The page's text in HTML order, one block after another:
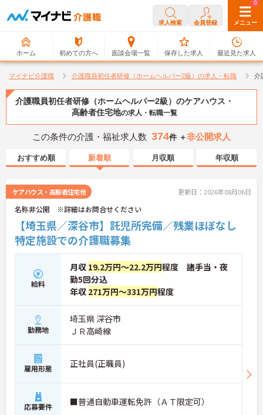
求人検索 会員登録 メニュー
ホーム 初めての方へ 面談会場一覧
0
保存した求人
0
最近見た求人
マイナビ介護職 介護職員初任者研修（ホームヘルパー2級）の求人・転職 介
介護職員初任者研修（ホームヘルパー2級）のケアハウス・
高齢者住宅地の求人・転職一覧
この条件の介護・福祉求人数 374件 ＋非公開求人
おすすめ順 新着順 月収順 年収順
ケアハウス・高齢者住宅他 更新日：2026年08月06日
名称非公開 ※詳細はお問合せください
【埼玉県／深谷市】託児所完備／残業ほぼなし
特定施設での介護職募集
給料
月収 19.2万円～22.2万円程度 諸手当・夜
勤5回分込
年収 271万円～331万円程度
勤務地
埼玉県 深谷市
ＪＲ高崎線
雇用形態 正社員(正職員)
応募要件 ■普通自動車運転免許（ＡＴ限定可）